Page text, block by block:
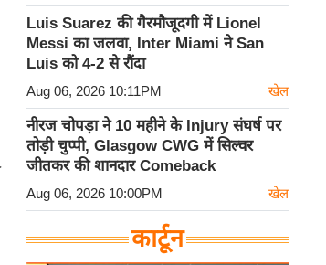
Luis Suarez की गैरमौजूदगी में Lionel
Messi का जलवा, Inter Miami ने San
Luis को 4-2 से रौंदा
Aug 06, 2026 10:11PM खेल
नीरज चोपड़ा ने 10 महीने के Injury संघर्ष पर
तोड़ी चुप्पी, Glasgow CWG में सिल्वर
जीतकर की शानदार Comeback
Aug 06, 2026 10:00PM खेल
कार्टून